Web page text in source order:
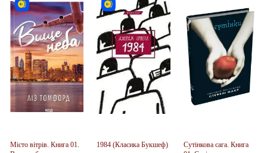
Місто вітрів. Книга 01.
1984 (Класика Букшеф)
Сутінкова сага. Книга